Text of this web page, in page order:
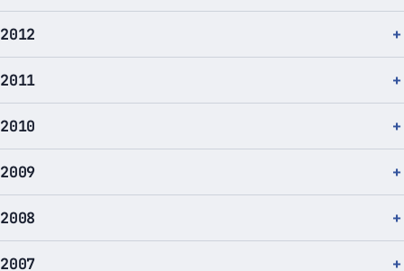
2012
2011
2010
2009
2008
2007